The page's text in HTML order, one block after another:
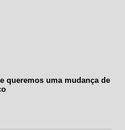
queremos uma mudança de